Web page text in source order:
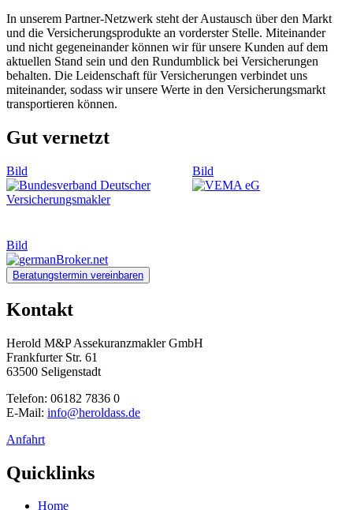
In unserem Partner-Netzwerk steht der Austausch über den Markt
und die Versicherungsprodukte an vorderster Stelle. Miteinander
und nicht gegeneinander können wir für unsere Kunden auf dem
aktuellen Stand sein und den Rundumblick bei Versicherungen
behalten. Die Leidenschaft für Versicherungen verbindet uns
miteinander, sodass wir unsere Werte in den Versicherungsmarkt
transportieren können.
Gut vernetzt
Bild Bild
Bild
Beratungstermin vereinbaren
Kontakt
Herold M&P Assekuranzmakler GmbH
Frankfurter Str. 61
63500 Seligenstadt
Telefon: 06182 7836 0
E-Mail: info@heroldass.de
Anfahrt
Quicklinks
Home